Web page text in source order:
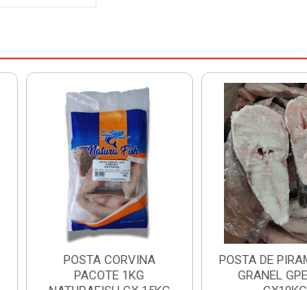
POSTA CORVINA
PACOTE 1KG
POSTA DE
GRANEL